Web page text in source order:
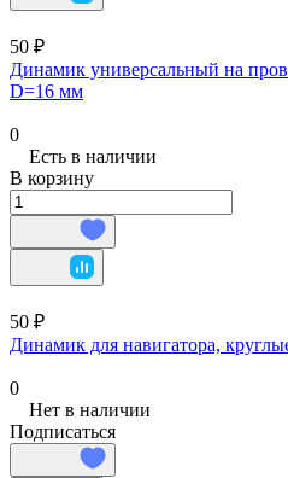
50 ₽
Динамик универсальный на
D=16 мм
0
Есть в наличии
В корзину
50 ₽
Динамик для навигатора,
0
Нет в наличии
Подписаться